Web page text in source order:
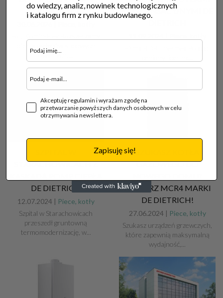
TRWAŁOŚCI.
owalnych!...
KONDENSACYJNYMI DE
STARACHOWICACH Z
DE DIETRICH
12.07.2024 | Piece, kotły
Szpital w Starachowicach
przeszedł gruntowną
termomodernizację, w...
GAZOWEGO DO
WYBIERZ MCR4 MARKI
DE DIETRICH!
27.06.2024 | Piece, kotły
Szukasz urządzeń grzewczych,
które zapewnią maksymalną
wydajność,...
do wiedzy, analiz, nowinek technologicznych
i katalogu firm z rynku budowlanego.
Akceptuję regulamin i wyrażam zgodę na
przetwarzanie powyższych danych osobowych w celu
otrzymywania newslettera.
Zapisuję się!